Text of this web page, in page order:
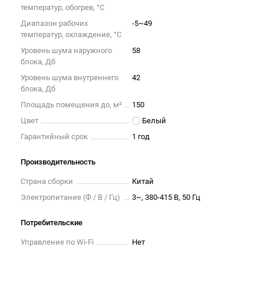
температур, обогрев, °C
Диапазон рабочих
температур, охлаждение, °C
-5~49
Уровень шума наружного
блока, Дб
58
Уровень шума внутреннего
блока, Дб
42
Площадь помещения до, м²
150
Цвет
Белый
Гарантийный срок
1 год
Производительность
Страна сборки
Китай
Электропитание (Ф / В / Гц)
3~, 380-415 В, 50 Гц
Потребительские
Управление по Wi-Fi Нет